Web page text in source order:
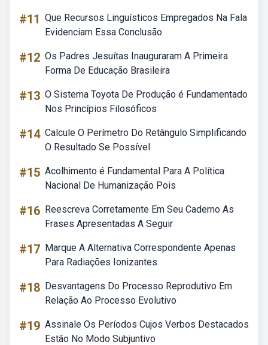
#11 Que Recursos Linguísticos Empregados Na Fala
Evidenciam Essa Conclusão
#12 Os Padres Jesuítas Inauguraram A Primeira
Forma De Educação Brasileira
#13 O Sistema Toyota De Produção é Fundamentado
Nos Princípios Filosóficos
#14 Calcule O Perímetro Do Retângulo Simplificando
O Resultado Se Possível
#15 Acolhimento é Fundamental Para A Política
Nacional De Humanização Pois
#16 Reescreva Corretamente Em Seu Caderno As
Frases Apresentadas A Seguir
#17 Marque A Alternativa Correspondente Apenas
Para Radiações Ionizantes.
#18 Desvantagens Do Processo Reprodutivo Em
Relação Ao Processo Evolutivo
#19 Assinale Os Períodos Cujos Verbos Destacados
Estão No Modo Subjuntivo